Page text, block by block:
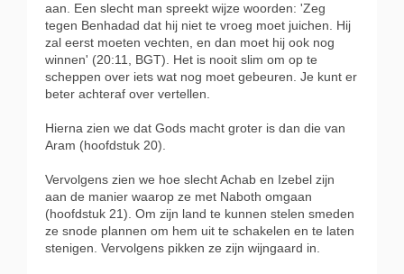
aan. Een slecht man spreekt wijze woorden: 'Zeg
tegen Benhadad dat hij niet te vroeg moet juichen. Hij
zal eerst moeten vechten, en dan moet hij ook nog
winnen' (20:11, BGT). Het is nooit slim om op te
scheppen over iets wat nog moet gebeuren. Je kunt er
beter achteraf over vertellen.
Hierna zien we dat Gods macht groter is dan die van
Aram (hoofdstuk 20).
Vervolgens zien we hoe slecht Achab en Izebel zijn
aan de manier waarop ze met Naboth omgaan
(hoofdstuk 21). Om zijn land te kunnen stelen smeden
ze snode plannen om hem uit te schakelen en te laten
stenigen. Vervolgens pikken ze zijn wijngaard in.